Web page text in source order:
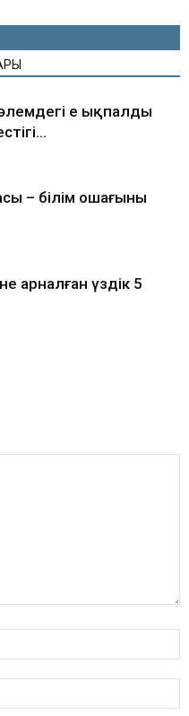
ең ықпалды
– білім ошағының
арналған үздік 5